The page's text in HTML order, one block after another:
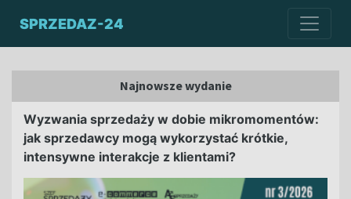
SPRZEDAZ-24
Najnowsze wydanie
Wyzwania sprzedaży w dobie mikromomentów:
jak sprzedawcy mogą wykorzystać krótkie,
intensywne interakcje z klientami?